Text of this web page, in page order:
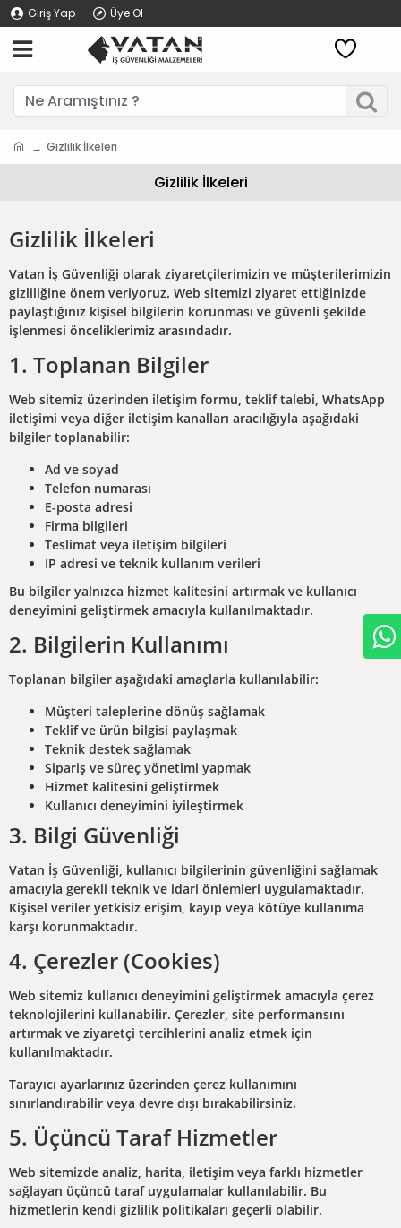
Giriş Yap Üye Ol
Gizlilik İlkeleri
Gizlilik İlkeleri
Gizlilik İlkeleri
Vatan İş Güvenliği olarak ziyaretçilerimizin ve müşterilerimizin
gizliliğine önem veriyoruz. Web sitemizi ziyaret ettiğinizde
paylaştığınız kişisel bilgilerin korunması ve güvenli şekilde
işlenmesi önceliklerimiz arasındadır.
1. Toplanan Bilgiler
Web sitemiz üzerinden iletişim formu, teklif talebi, WhatsApp
iletişimi veya diğer iletişim kanalları aracılığıyla aşağıdaki
bilgiler toplanabilir:
Ad ve soyad
Telefon numarası
E-posta adresi
Firma bilgileri
Teslimat veya iletişim bilgileri
IP adresi ve teknik kullanım verileri
Bu bilgiler yalnızca hizmet kalitesini artırmak ve kullanıcı
deneyimini geliştirmek amacıyla kullanılmaktadır.
2. Bilgilerin Kullanımı
Toplanan bilgiler aşağıdaki amaçlarla kullanılabilir:
Müşteri taleplerine dönüş sağlamak
Teklif ve ürün bilgisi paylaşmak
Teknik destek sağlamak
Sipariş ve süreç yönetimi yapmak
Hizmet kalitesini geliştirmek
Kullanıcı deneyimini iyileştirmek
3. Bilgi Güvenliği
Vatan İş Güvenliği, kullanıcı bilgilerinin güvenliğini sağlamak
amacıyla gerekli teknik ve idari önlemleri uygulamaktadır.
Kişisel veriler yetkisiz erişim, kayıp veya kötüye kullanıma
karşı korunmaktadır.
4. Çerezler (Cookies)
Web sitemiz kullanıcı deneyimini geliştirmek amacıyla çerez
teknolojilerini kullanabilir. Çerezler, site performansını
artırmak ve ziyaretçi tercihlerini analiz etmek için
kullanılmaktadır.
Tarayıcı ayarlarınız üzerinden çerez kullanımını
sınırlandırabilir veya devre dışı bırakabilirsiniz.
5. Üçüncü Taraf Hizmetler
Web sitemizde analiz, harita, iletişim veya farklı hizmetler
sağlayan üçüncü taraf uygulamalar kullanılabilir. Bu
hizmetlerin kendi gizlilik politikaları geçerli olabilir.